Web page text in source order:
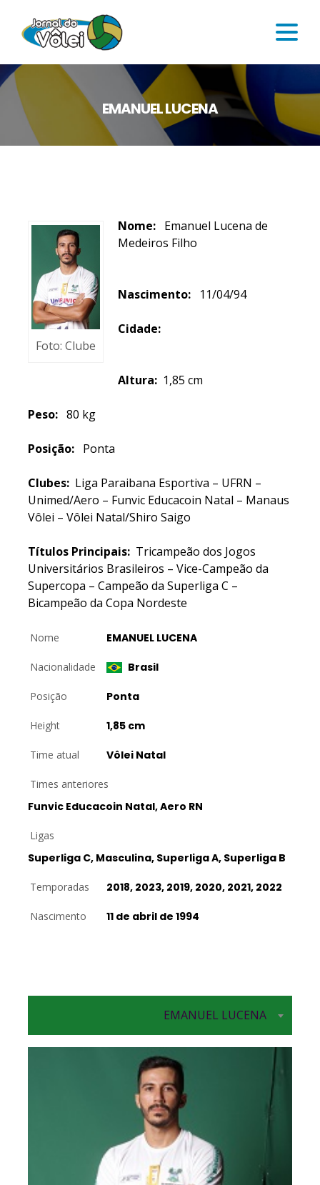
EMANUEL LUCENA
Foto: Clube
Nome: Emanuel Lucena de
Medeiros Filho
Nascimento: 11/04/94
Cidade:
Altura: 1,85 cm
Peso: 80 kg
Posição: Ponta
Clubes: Liga Paraibana Esportiva – UFRN –
Unimed/Aero – Funvic Educacoin Natal – Manaus
Vôlei – Vôlei Natal/Shiro Saigo
Títulos Principais: Tricampeão dos Jogos
Universitários Brasileiros – Vice-Campeão da
Supercopa – Campeão da Superliga C –
Bicampeão da Copa Nordeste
Nome EMANUEL LUCENA
Nacionalidade Brasil
Posição Ponta
Height 1,85 cm
Time atual Vôlei Natal
Times anteriores
Funvic Educacoin Natal, Aero RN
Ligas
Superliga C, Masculina, Superliga A, Superliga B
Temporadas 2018, 2023, 2019, 2020, 2021, 2022
Nascimento 11 de abril de 1994
EMANUEL LUCENA